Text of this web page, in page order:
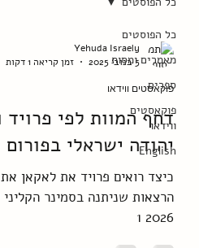
כל הפוסטים
מאמרים ומסות
ספרים
פוקאסטים
ווידאו
English
Yehuda Israely
5 בנוב׳ 2025
זמן קריאה 1 דקות
פוקאסטים ווידאו
דחף המוות לפי
יהודה ישראלי
כיצד רואים פרויד את לאקאן
2026 1